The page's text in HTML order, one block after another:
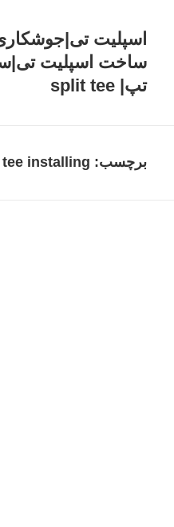
اسپلیت
ساخت اسپلیت
تپ| split tee
برچسب: split tee installing